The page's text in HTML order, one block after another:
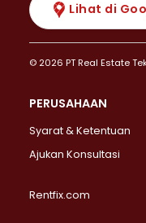
Lihat di
© 2026 PT Real Estate
PERUSAHAAN
Syarat & Ketentuan
Ajukan Konsultasi
Rentfix.com